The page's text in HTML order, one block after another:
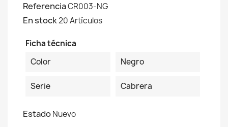
ReferenciaCR003-NG
En stock20 Artículos
Ficha técnica
Color
Negro
Serie Cabrera
EstadoNuevo